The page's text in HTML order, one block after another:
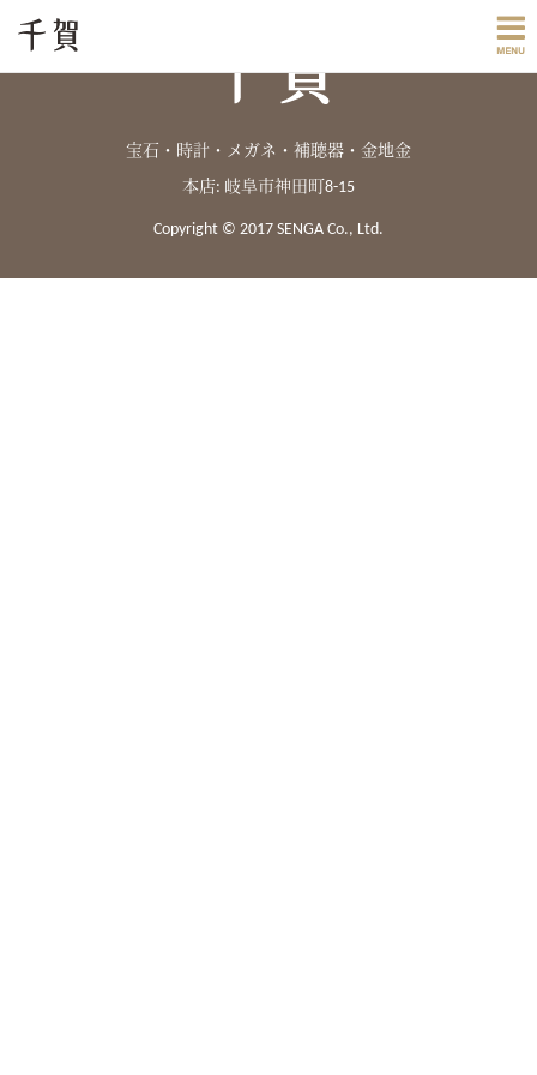
宝石・時計・メガネ・補聴器・金地金
本店: 岐阜市神田町8-15
Copyright © 2017 SENGA Co., Ltd.